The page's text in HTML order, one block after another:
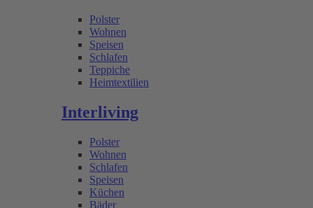
Polster
Wohnen
Speisen
Schlafen
Teppiche
Heimtextilien
Interliving
Polster
Wohnen
Schlafen
Speisen
Küchen
Bäder